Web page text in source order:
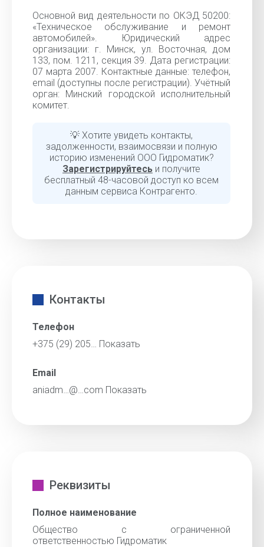
Основной вид деятельности по ОКЭД 50200:
«Техническое обслуживание и ремонт
автомобилей». Юридический адрес
организации: г. Минск, ул. Восточная, дом
133, пом. 1211, секция 39. Дата регистрации:
07 марта 2007. Контактные данные: телефон,
email (доступны после регистрации). Учётный
орган: Минский городской исполнительный
комитет.
💡 Хотите увидеть контакты,
задолженности, взаимосвязи и полную
историю изменений ООО Гидроматик?
Зарегистрируйтесь и получите
бесплатный 48-часовой доступ ко всем
данным сервиса Контрагенто.
Контакты
Телефон
+375 (29) 205… Показать
Email
aniadm…@…com Показать
Реквизиты
Полное наименование
Общество с ограниченной
ответственностью Гидроматик